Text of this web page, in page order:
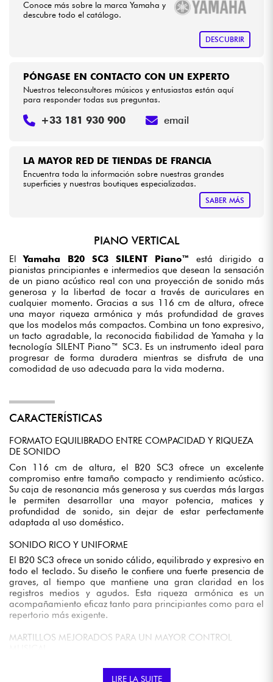
Conoce más sobre la marca Yamaha y
descubre todo el catálogo.
DESCUBRIR
LA MAYOR RED DE TIENDAS DE FRANCIA
Encuentra toda la información sobre nuestras grandes
superficies y nuestras boutiques especializadas.
SABER MÁS
PÓNGASE EN CONTACTO CON UN EXPERTO
Nuestros teleconsultores músicos y entusiastas están aquí
para responder todas sus preguntas.
+33 181 930 900 email
PIANO VERTICAL
ElYamaha B20 SC3 SILENT Piano™
está dirigido a
pianistas principiantes e intermedios que desean la sensación
de un piano acústico real con una proyección de sonido más
generosa y la libertad de tocar a través de auriculares en
cualquier momento. Gracias a sus 116 cm de altura, ofrece
una mayor riqueza armónica y más profundidad de graves
que los modelos más compactos. Combina un tono expresivo,
un tacto agradable, la reconocida fiabilidad de Yamaha y la
tecnología SILENT Piano™ SC3. Es un instrumento ideal para
progresar de forma duradera mientras se disfruta de una
comodidad de uso adecuada para la vida moderna.
CARACTERÍSTICAS
FORMATO EQUILIBRADO ENTRE COMPACIDAD Y RIQUEZA
DE SONIDO
Con 116 cm de altura, el B20 SC3 ofrece un excelente
compromiso entre tamaño compacto y rendimiento acústico.
Su caja de resonancia más generosa y sus cuerdas más largas
le permiten desarrollar una mayor potencia, matices y
profundidad de sonido, sin dejar de estar perfectamente
adaptada al uso doméstico.
SONIDO RICO Y UNIFORME
El B20 SC3 ofrece un sonido cálido, equilibrado y expresivo en
todo el teclado. Su diseño le confiere una fuerte presencia de
graves, al tiempo que mantiene una gran claridad en los
registros medios y agudos. Esta riqueza armónica es un
acompañamiento eficaz tanto para principiantes como para el
repertorio más exigente.
MARTILLOS MEJORADOS PARA UN MAYOR CONTROL
concierto Yamaha, los martillos del B20 SC3 se benefician de
LIRE LA SUITE